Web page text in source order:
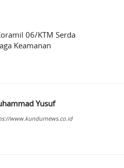
06/KTM Serda
Keamanan
Yusuf
www.kundurnews.co.id